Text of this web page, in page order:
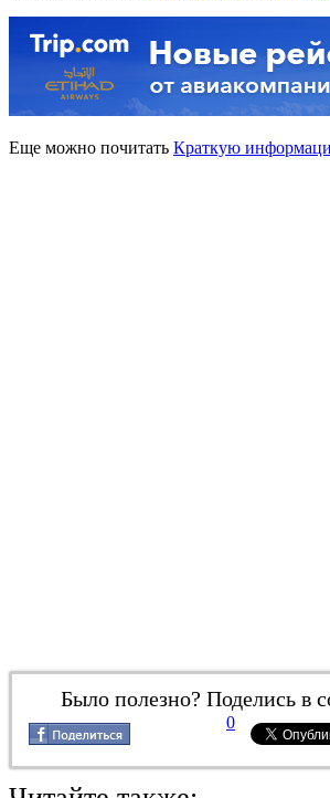
Еще можно почитать Краткую
Было полезно? Поделись в
0